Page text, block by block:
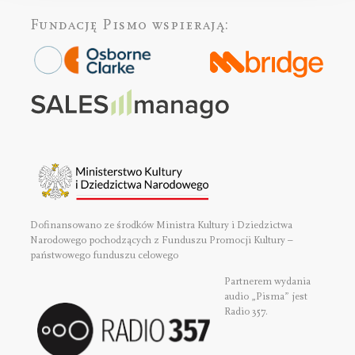
Fundację Pismo wspierają:
Dofinansowano ze środków Ministra Kultury i Dziedzictwa
Narodowego pochodzących z Funduszu Promocji Kultury –
państwowego funduszu celowego
Partnerem wydania
audio „Pisma” jest
Radio 357.